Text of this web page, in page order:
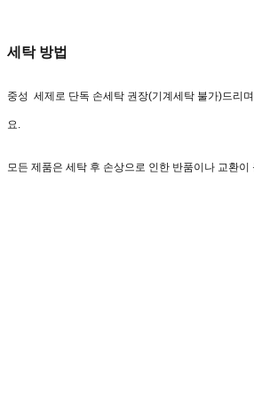
세탁 방법
중성 세제로 단독 손세탁 권장(기계세탁 불가)드리
요.
모든 제품은 세탁 후 손상으로 인한 반품이나 교환이